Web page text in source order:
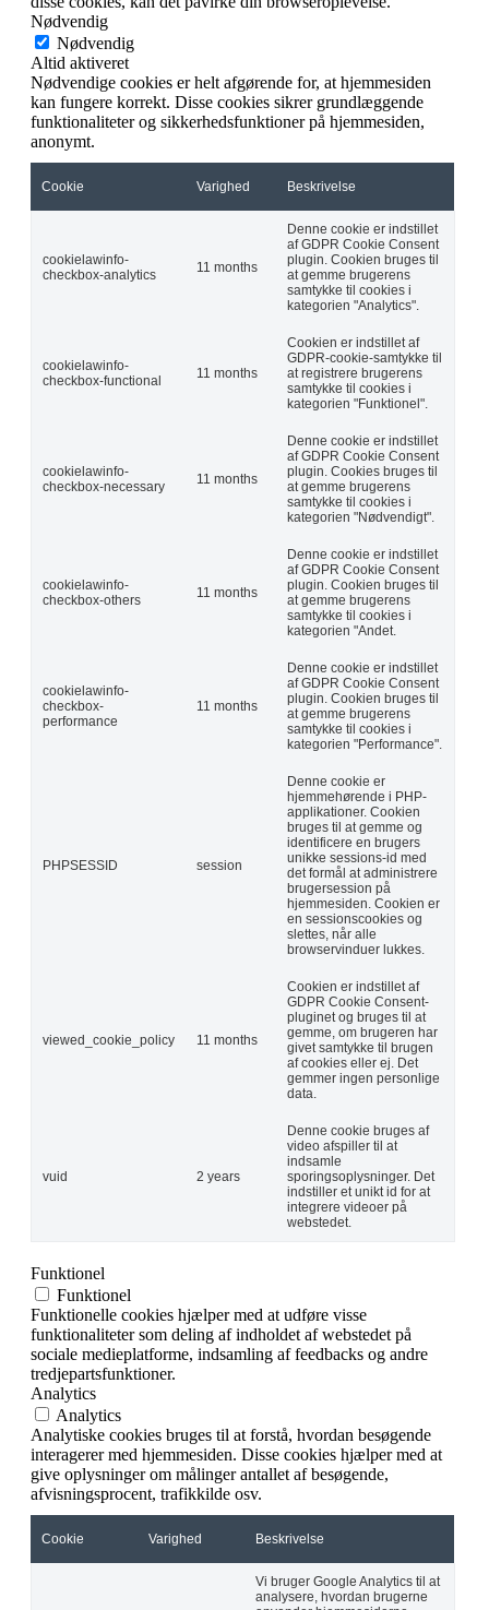
Nødvendig
Nødvendig
Altid aktiveret
Nødvendige cookies er helt afgørende for, at hjemmesiden
kan fungere korrekt. Disse cookies sikrer grundlæggende
funktionaliteter og sikkerhedsfunktioner på hjemmesiden,
anonymt.
Cookie Varighed Beskrivelse
cookielawinfo-
checkbox-analytics
11 months
Denne cookie er indstillet
af GDPR Cookie Consent
plugin. Cookien bruges til
at gemme brugerens
samtykke til cookies i
kategorien "Analytics".
cookielawinfo-
checkbox-functional
11 months
Cookien er indstillet af
GDPR-cookie-samtykke til
at registrere brugerens
samtykke til cookies i
kategorien "Funktionel".
cookielawinfo-
checkbox-necessary
11 months
Denne cookie er indstillet
af GDPR Cookie Consent
plugin. Cookies bruges til
at gemme brugerens
samtykke til cookies i
kategorien "Nødvendigt".
cookielawinfo-
checkbox-others
11 months
Denne cookie er indstillet
af GDPR Cookie Consent
plugin. Cookien bruges til
at gemme brugerens
samtykke til cookies i
kategorien "Andet.
cookielawinfo-
checkbox-
performance
11 months
Denne cookie er indstillet
af GDPR Cookie Consent
plugin. Cookien bruges til
at gemme brugerens
samtykke til cookies i
kategorien "Performance".
PHPSESSID session
Denne cookie er
hjemmehørende i PHP-
applikationer. Cookien
bruges til at gemme og
identificere en brugers
unikke sessions-id med
det formål at administrere
brugersession på
hjemmesiden. Cookien er
en sessionscookies og
slettes, når alle
browservinduer lukkes.
viewed_cookie_policy 11 months
Cookien er indstillet af
GDPR Cookie Consent-
pluginet og bruges til at
gemme, om brugeren har
givet samtykke til brugen
af cookies eller ej. Det
gemmer ingen personlige
data.
vuid 2 years
Denne cookie bruges af
video afspiller til at
indsamle
sporingsoplysninger. Det
indstiller et unikt id for at
integrere videoer på
webstedet.
Funktionel
Funktionel
Funktionelle cookies hjælper med at udføre visse
funktionaliteter som deling af indholdet af webstedet på
sociale medieplatforme, indsamling af feedbacks og andre
tredjepartsfunktioner.
Analytics
Analytics
Analytiske cookies bruges til at forstå, hvordan besøgende
interagerer med hjemmesiden. Disse cookies hjælper med at
give oplysninger om målinger antallet af besøgende,
afvisningsprocent, trafikkilde osv.
Cookie Varighed Beskrivelse
Vi bruger Google Analytics til at
analysere, hvordan brugerne